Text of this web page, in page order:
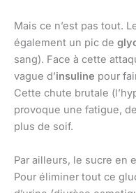
Mais ce n’est pas tout.
également un pic de
sang). Face à cette
vague d’insuline pour
Cette chute brutale
provoque une fatigue,
plus de soif.
Par ailleurs, le sucre en
Pour éliminer tout ce